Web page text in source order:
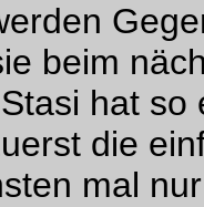
beim
hat
die
mal